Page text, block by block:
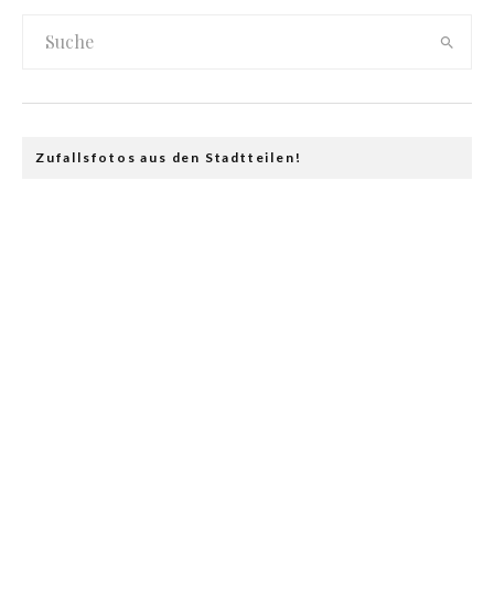
Zufallsfotos aus den Stadtteilen!